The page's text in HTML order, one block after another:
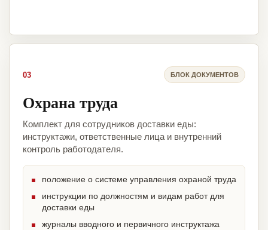
03 БЛОК ДОКУМЕНТОВ
Охрана труда
Комплект для сотрудников доставки еды:
инструктажи, ответственные лица и внутренний
контроль работодателя.
положение о системе управления охраной труда
инструкции по должностям и видам работ для
доставки еды
журналы вводного и первичного инструктажа